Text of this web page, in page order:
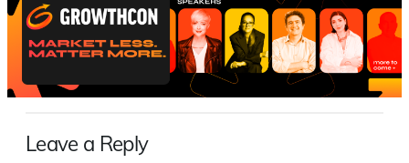
Leave a Reply